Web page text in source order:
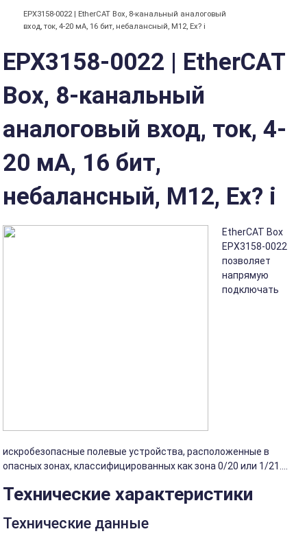
EPX3158-0022 | EtherCAT Box, 8-канальный аналоговый
вход, ток, 4-20 мА, 16 бит, небалансный, M12, Ex? i
EPX3158-0022 | EtherCAT
Box, 8-канальный
аналоговый вход, ток, 4-
20 мА, 16 бит,
небалансный, M12, Ex? i
EtherCAT Box
EPX3158-0022
позволяет
напрямую
подключать
искробезопасные полевые устройства, расположенные в
опасных зонах, классифицированных как зона 0/20 или 1/21....
Технические характеристики
Технические данные